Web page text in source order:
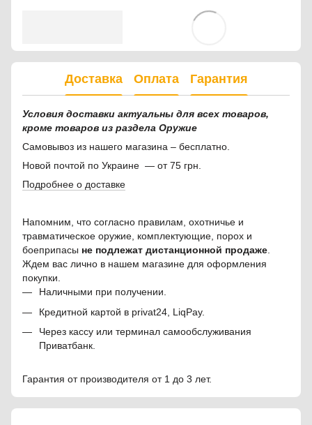
Доставка Оплата Гарантия
Условия доставки актуальны для всех товаров,
кроме товаров из раздела Оружие
Самовывоз из нашего магазина – бесплатно.
Новой почтой по Украине — от 75 грн.
Подробнее о доставке
Напомним, что согласно правилам, охотничье и
травматическое оружие, комплектующие, порох и
боеприпасы не подлежат дистанционной продаже.
Ждем вас лично в нашем магазине для оформления
покупки.
Наличными при получении.
Кредитной картой в privat24, LiqPay.
Через кассу или терминал самообслуживания
Приватбанк.
Гарантия от производителя от 1 до 3 лет.